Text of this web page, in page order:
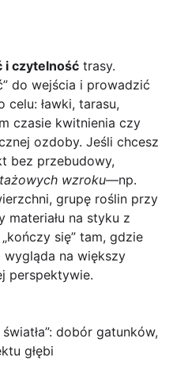
i czytelność trasy.
do wejścia i prowadzić
ławki, tarasu,
czasie kwitnienia czy
ozdoby. Jeśli chcesz
bez przebudowy,
wzroku—np.
grupę roślin przy
materiału na styku z
się” tam, gdzie
na większy
perspektywie.
dobór gatunków,
głębi